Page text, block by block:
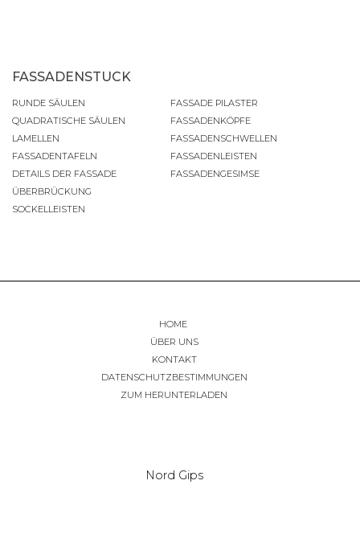
FASSADENSTUCK
RUNDE SÄULEN
QUADRATISCHE SÄULEN
LAMELLEN
FASSADENTAFELN
DETAILS DER FASSADE
ÜBERBRÜCKUNG
SOCKELLEISTEN
FASSADE PILASTER
FASSADENKÖPFE
FASSADENSCHWELLEN
FASSADENLEISTEN
FASSADENGESIMSE
HOME
ÜBER UNS
KONTAKT
DATENSCHUTZBESTIMMUNGEN
ZUM HERUNTERLADEN
Nord Gips